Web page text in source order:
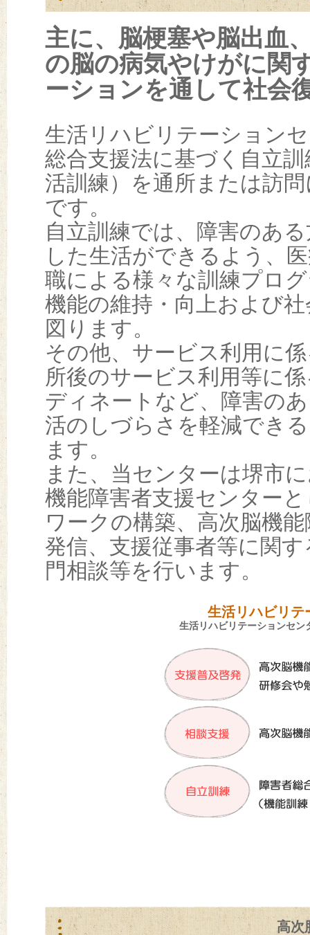
主に、脳梗塞や脳出血
の脳の病気やけがに関
ーションを通して社会
生活リハビリテーション
総合支援法に基づく自立
活訓練）を通所または訪
です。
自立訓練では、障害のあ
した生活ができるよう、
職による様々な訓練プロ
機能の維持・向上および
図ります。
その他、サービス利用に
所後のサービス利用等に
ディネートなど、障害の
活のしづらさを軽減でき
ます。
また、当センターは堺市
機能障害者支援センター
ワークの構築、高次脳機
発信、支援従事者等に関
門相談等を行います。
生活リハビリテ
生活リハビリテーションセン
高次